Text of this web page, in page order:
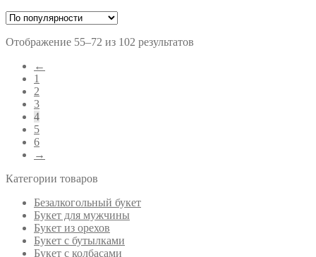
Отображение 55–72 из 102 результатов
←
1
2
3
4
5
6
→
Категории товаров
Безалкогольный букет
Букет для мужчины
Букет из орехов
Букет с бутылками
Букет с колбасами